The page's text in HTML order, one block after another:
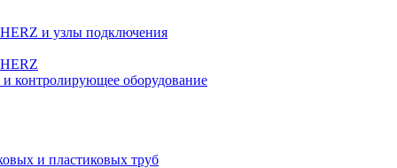
и узлы подключения
и контролирующее оборудование
и пластиковых труб